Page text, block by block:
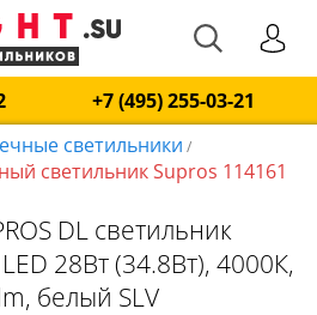
+7 (495) 255-03-21
светильники /
светильник Supros 114161
DL светильник
28Вт (34.8Вт), 4000К,
белый SLV